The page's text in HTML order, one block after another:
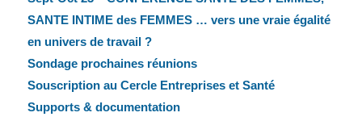
SANTE INTIME des FEMMES … vers une vraie égalité
en univers de travail ?
Sondage prochaines réunions
Souscription au Cercle Entreprises et Santé
Supports & documentation